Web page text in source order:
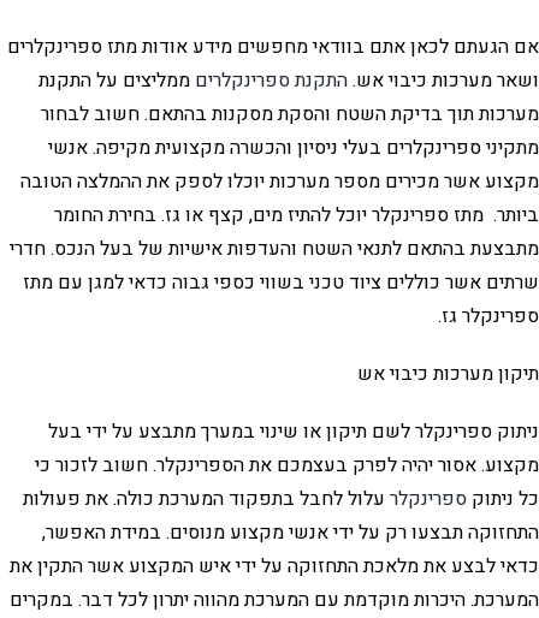
אם הגעתם לכאן אתם בוודאי מחפשים מידע אודות מתז ספרינקלרים
ושאר מערכות כיבוי אש.התקנת ספרינקלרים ממליצים על התקנת
מערכות תוך בדיקת השטח והסקת מסקנות בהתאם. חשוב לבחור
מתקיני ספרינקלרים בעלי ניסיון והכשרה מקצועית מקיפה. אנשי
מקצוע אשר מכירים מספר מערכות יוכלו לספק את ההמלצה הטובה
ביותר. מתז ספרינקלר יוכל להתיז מים, קצף או גז. בחירת החומר
מתבצעת בהתאם לתנאי השטח והעדפות אישיות של בעל הנכס. חדרי
שרתים אשר כוללים ציוד טכני בשווי כספי גבוה כדאי למגן עם מתז
ספרינקלר גז.
תיקון מערכות כיבוי אש
ניתוק ספרינקלר לשם תיקון או שינוי במערך מתבצע על ידי בעל
מקצוע. אסור יהיה לפרק בעצמכם את הספרינקלר. חשוב לזכור כי
כל ניתוק ספרינקלר עלול לחבל בתפקוד המערכת כולה. את פעולות
התחזוקה תבצעו רק על ידי אנשי מקצוע מנוסים. במידת האפשר,
כדאי לבצע את מלאכת התחזוקה על ידי איש המקצוע אשר התקין את
המערכת. היכרות מוקדמת עם המערכת מהווה יתרון לכל דבר. במקרים